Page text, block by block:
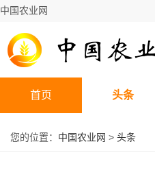
中国农业网
首页 头条
您的位置： 中国农业网 > 头条